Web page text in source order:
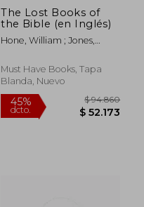
The Lost Books of
the Bible (en Inglés)
Hone, William ; Jones,
Must Have Books, Tapa
Blanda, Nuevo